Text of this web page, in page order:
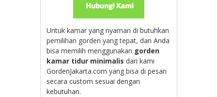
Untuk kamar yang nyaman di butuhkan
pemilihan gorden yang tepat, dan Anda
bisa memilih menggunakan gorden
kamar tidur minimalis dari kami
GordenJakarta.com yang bisa di pesan
secara custom sesuai dengan
kebutuhan.